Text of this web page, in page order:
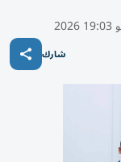
شارك